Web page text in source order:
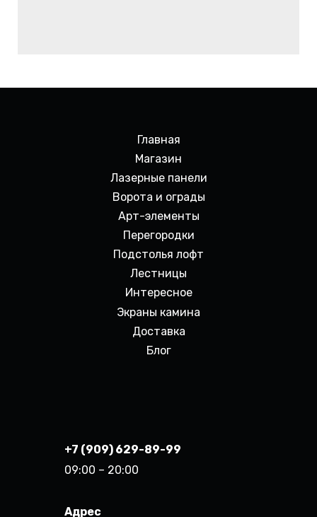
Главная
Магазин
Лазерные панели
Ворота и ограды
Арт-элементы
Перегородки
Подстолья лофт
Лестницы
Интересное
Экраны камина
Доставка
Блог
+7 (909) 629-89-99
09:00 – 20:00
Адрес